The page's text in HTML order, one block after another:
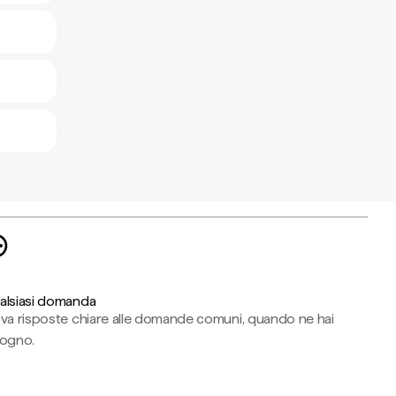
domanda
risposte chiare alle domande comuni, quando ne hai